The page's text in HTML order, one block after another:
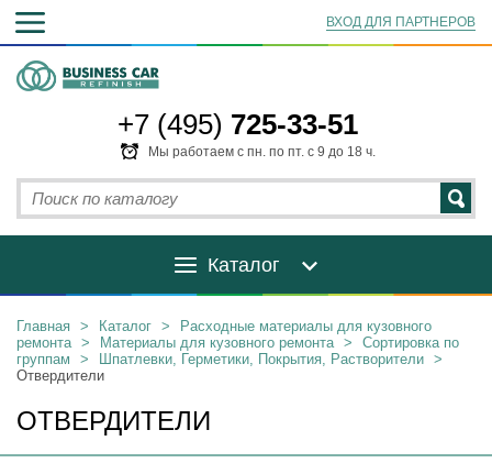
+7 (495) 725-33-51
Мы работаем с пн. по пт. с 9 до 18 ч.
ВХОД ДЛЯ ПАРТНЕРОВ
Каталог
Главная > Каталог >
Расходные материалы для кузовного
ремонта > Материалы для кузовного ремонта >
Сортировка по
группам
> Шпатлевки, Герметики, Покрытия, Растворители >
Отвердители
ОТВЕРДИТЕЛИ